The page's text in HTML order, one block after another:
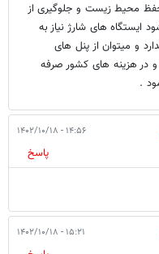
محیط زیست و جلوگیری از
ایستگاه های شارژ نیاز به
و میتوان از پنل های
و در هزینه های کشور صرفه
.
۱۴:۵۶ - ۱۴۰۲/۱۰/۱۸
پاسخ
۱۵:۲۱ - ۱۴۰۲/۱۰/۱۸